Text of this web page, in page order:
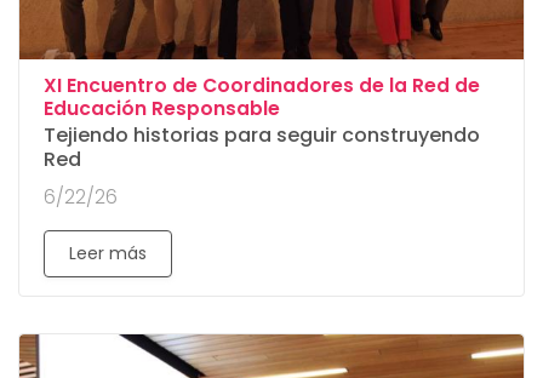
XI Encuentro de Coordinadores de la Red de
Educación Responsable:
Tejiendo historias para seguir construyendo
Red
6/22/26
Leer más